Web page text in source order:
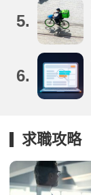
5.
6.
求職攻略